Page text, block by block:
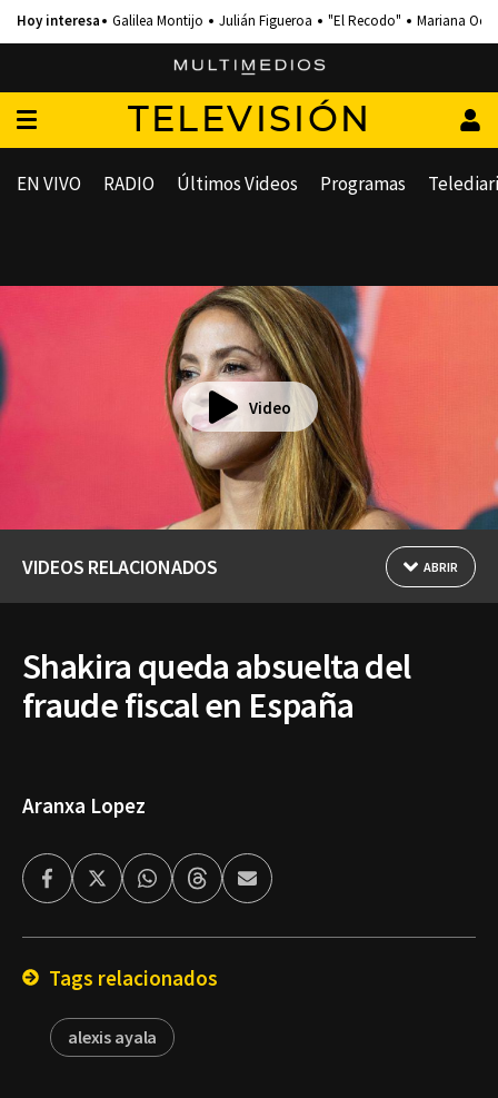
Galilea Montijo Julián Figueroa "El Recodo" Mariana
TELEVISIÓN
EN VIVO RADIO Últimos Videos Programas
Video
VIDEOS RELACIONADOS ABRIR
Shakira queda absuelta del
fraude fiscal en España
Aranxa Lopez
FacebookTwitterWhatsappThreadsEnviar
por
Tags relacionados
alexis ayala